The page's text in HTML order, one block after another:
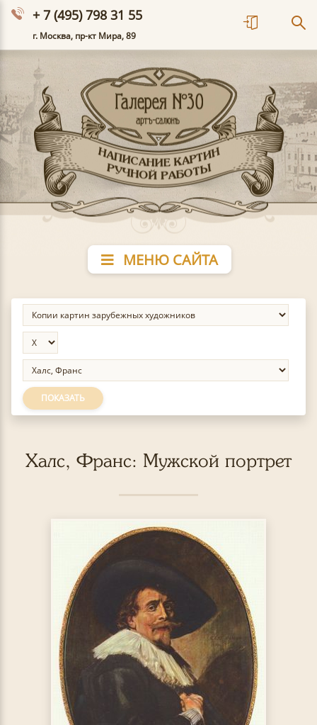
+ 7 (495) 798 31 55
г. Москва, пр-кт Мира, 89
МЕНЮ САЙТА
ПОКАЗАТЬ
Халс, Франс: Мужской портрет